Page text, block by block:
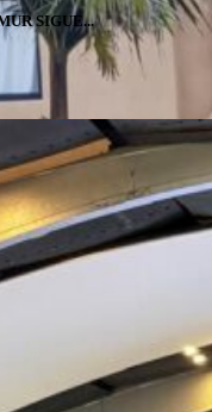
SIGUE...